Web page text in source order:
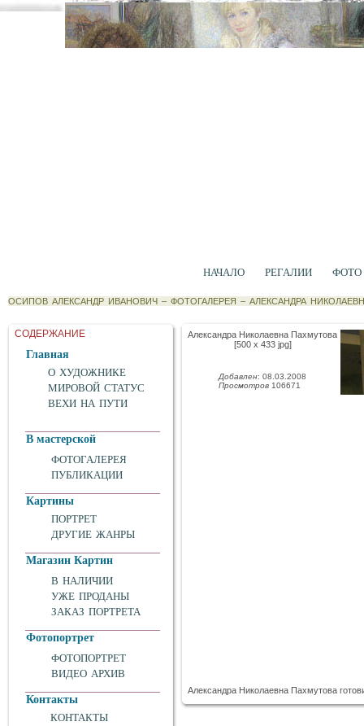
НАЧАЛО РЕГАЛИИ ФОТО
ОСИПОВ АЛЕКСАНДР ИВАНОВИЧ – ФОТОГАЛЕРЕЯ – АЛЕКСАНДРА
СОДЕРЖАНИЕ
Главная
О ХУДОЖНИКЕ
МИРОВОЙ СТАТУС
ВЕХИ НА ПУТИ
В мастерской
ФОТОГАЛЕРЕЯ
ПУБЛИКАЦИИ
Картины
ПОРТРЕТ
ДРУГИЕ ЖАНРЫ
Магазин Картин
В НАЛИЧИИ
УЖЕ ПРОДАНЫ
ЗАКАЗ ПОРТРЕТА
Фотопортрет
ФОТОПОРТРЕТ
ВИДЕО АРХИВ
Контакты
КОНТАКТЫ
Александра Николаевна Пахмутова
[500 x 433 jpg]
Добавлен: 08.03.2008
Просмотров 106671
Александра Николаевна Пахмутова